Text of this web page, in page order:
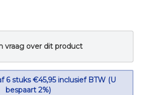
vraag over dit product
6 stuks €45,95 inclusief BTW (U
bespaart 2%)